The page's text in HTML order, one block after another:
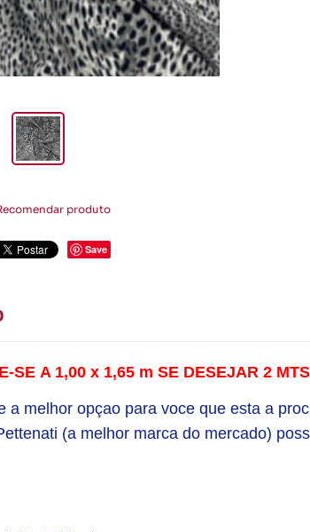
produto
Save
SE A 1,00 x 1,65 m SE DESEJAR 2
a melhor opçao para voce que esta a
(a melhor marca do mercado)